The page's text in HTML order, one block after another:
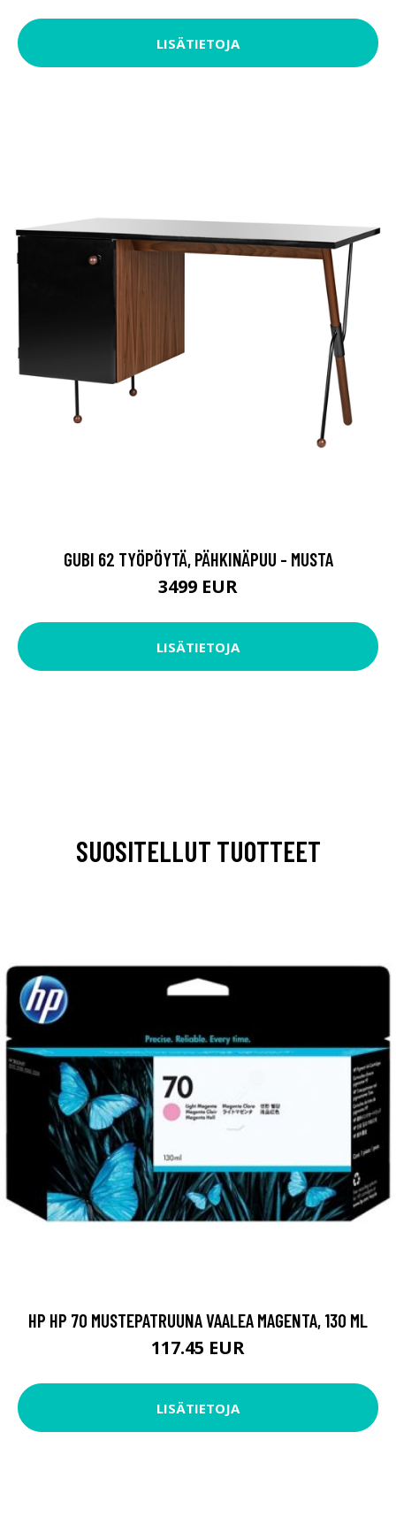
LISÄTIETOJA
GUBI 62 TYÖPÖYTÄ, PÄHKINÄPUU - MUSTA
3499 EUR
LISÄTIETOJA
SUOSITELLUT TUOTTEET
HP HP 70 MUSTEPATRUUNA VAALEA MAGENTA, 130 ML
117.45 EUR
LISÄTIETOJA